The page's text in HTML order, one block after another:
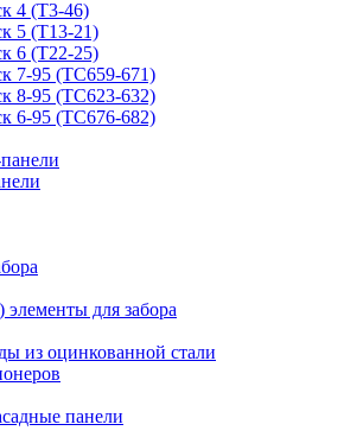
4 (Т3-46)
5 (Т13-21)
6 (Т22-25)
7-95 (ТС659-671)
8-95 (ТС623-632)
6-95 (ТС676-682)
для забора
из оцинкованной стали
панели